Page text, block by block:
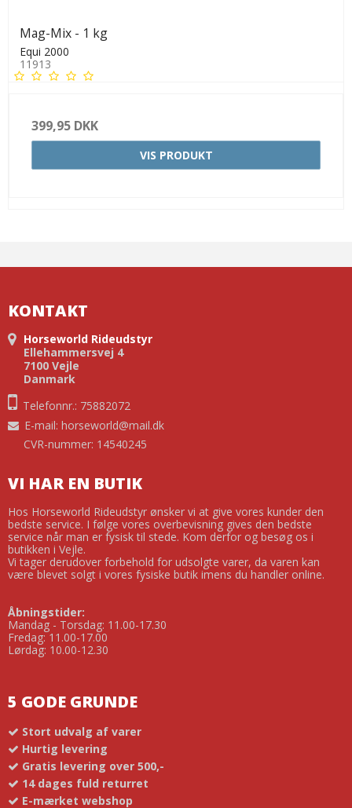
Mag-Mix - 1 kg
Equi 2000
11913
399,95 DKK
VIS PRODUKT
KONTAKT
Horseworld Rideudstyr
Ellehammersvej 4
7100 Vejle
Danmark
Telefonnr.: 75882072
E-mail: horseworld@mail.dk
CVR-nummer: 14540245
VI HAR EN BUTIK
Hos Horseworld Rideudstyr ønsker vi at give vores kunder den
bedste service. I følge vores overbevisning gives den bedste
service når man er fysisk til stede. Kom derfor og besøg os i
butikken i Vejle.
Vi tager derudover forbehold for udsolgte varer, da varen kan
være blevet solgt i vores fysiske butik imens du handler online.
Åbningstider:
Mandag - Torsdag: 11.00-17.30
Fredag: 11.00-17.00
Lørdag: 10.00-12.30
5 GODE GRUNDE
Stort udvalg af varer
Hurtig levering
Gratis levering over 500,-
14 dages fuld returret
E-mærket webshop